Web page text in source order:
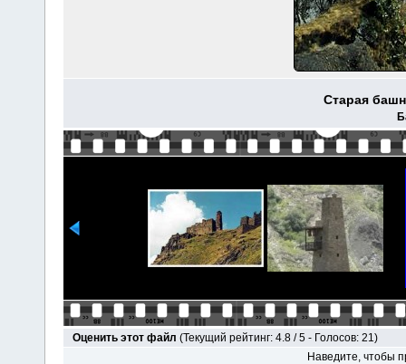
Старая
Оценить этот файл (Текущий рейтинг: 4.8 / 5 - Голосов: 21)
Наведите, чтобы